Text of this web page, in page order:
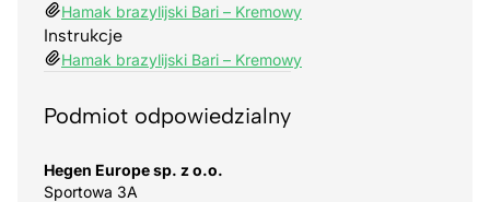
Hamak brazylijski Bari – Kremowy
Instrukcje
Hamak brazylijski Bari – Kremowy
Podmiot odpowiedzialny
Hegen Europe sp. z o.o.
Sportowa 3A